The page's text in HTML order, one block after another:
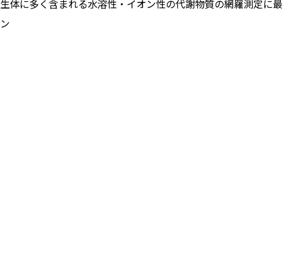
生体に多く含まれる水溶性・イオン性の代謝物質の網羅測定に
ン